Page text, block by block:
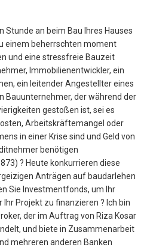
Stunde an beim Bau Ihres Hauses
einem beherrschten moment
und eine stressfreie Bauzeit
Immobilienentwickler, ein
ein leitender Angestellter eines
Bauunternehmer, der während der
gestoßen ist, sei es
Arbeitskräftemangel oder
in einer Krise sind und Geld von
benötigen
? Heute konkurrieren diese
Anträgen auf baudarlehen
Sie Investmentfonds, um Ihr
Projekt zu finanzieren ? Ich bin
der im Auftrag von Riza Kosar
und biete in Zusammenarbeit
mehreren anderen Banken